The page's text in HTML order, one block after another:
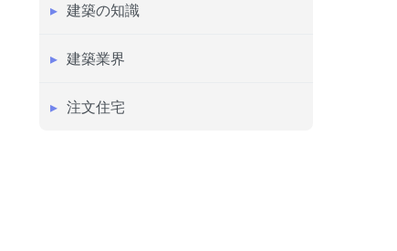
建築の知識
建築業界
注文住宅